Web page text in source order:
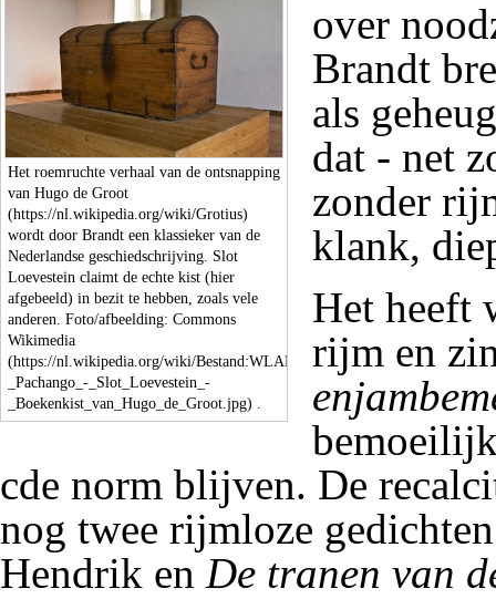
Het roemruchte verhaal van de ontsnapping
van Hugo de Groot
wordt door Brandt een klassieker van de
Nederlandse geschiedschrijving. Slot
Loevestein claimt de echte kist (hier
afgebeeld) in bezit te hebben, zoals vele
anderen. Foto/afbeelding: Commons
Wikimedia
.
over
Brandt
als
dat - net
zonder
klank,
Het heeft
rijm en
cde norm blijven. De
nog twee rijmloze
Hendrik en De tranen van